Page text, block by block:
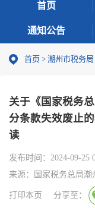
首页
通知公告
首页 > 潮州市税务局
关于《国家税务
分条款失效废止
读
发布时间： 2024-09-25
来源：
国家税务总局潮
打印本页 分享至：